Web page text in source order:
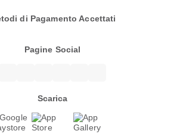
di Pagamento Accettati
Pagine Social
Scarica